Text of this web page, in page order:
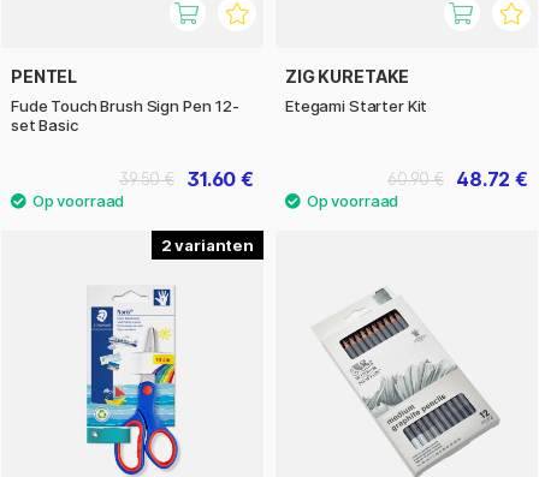
PENTEL
Fude Touch Brush Sign Pen 12-
set Basic
31.60 €
39.50 €
ZIG KURETAKE
Etegami Starter Kit
48.72 €
60.90 €
2